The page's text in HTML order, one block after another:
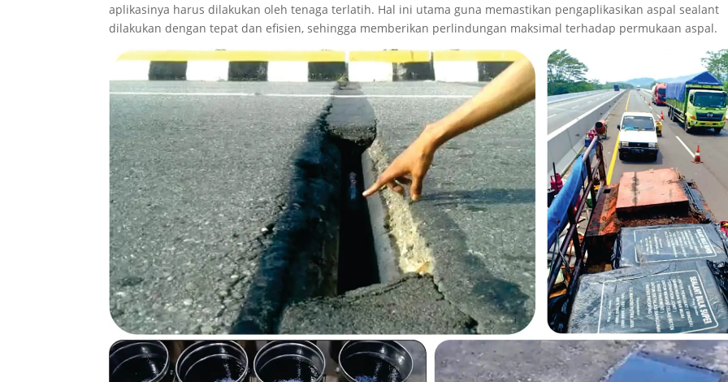
aplikasinya harus dilakukan oleh tenaga terlatih. Hal ini utama guna memastikan pengaplikasikan aspal sealant
dilakukan dengan tepat dan efisien, sehingga memberikan perlindungan maksimal terhadap permukaan aspal.